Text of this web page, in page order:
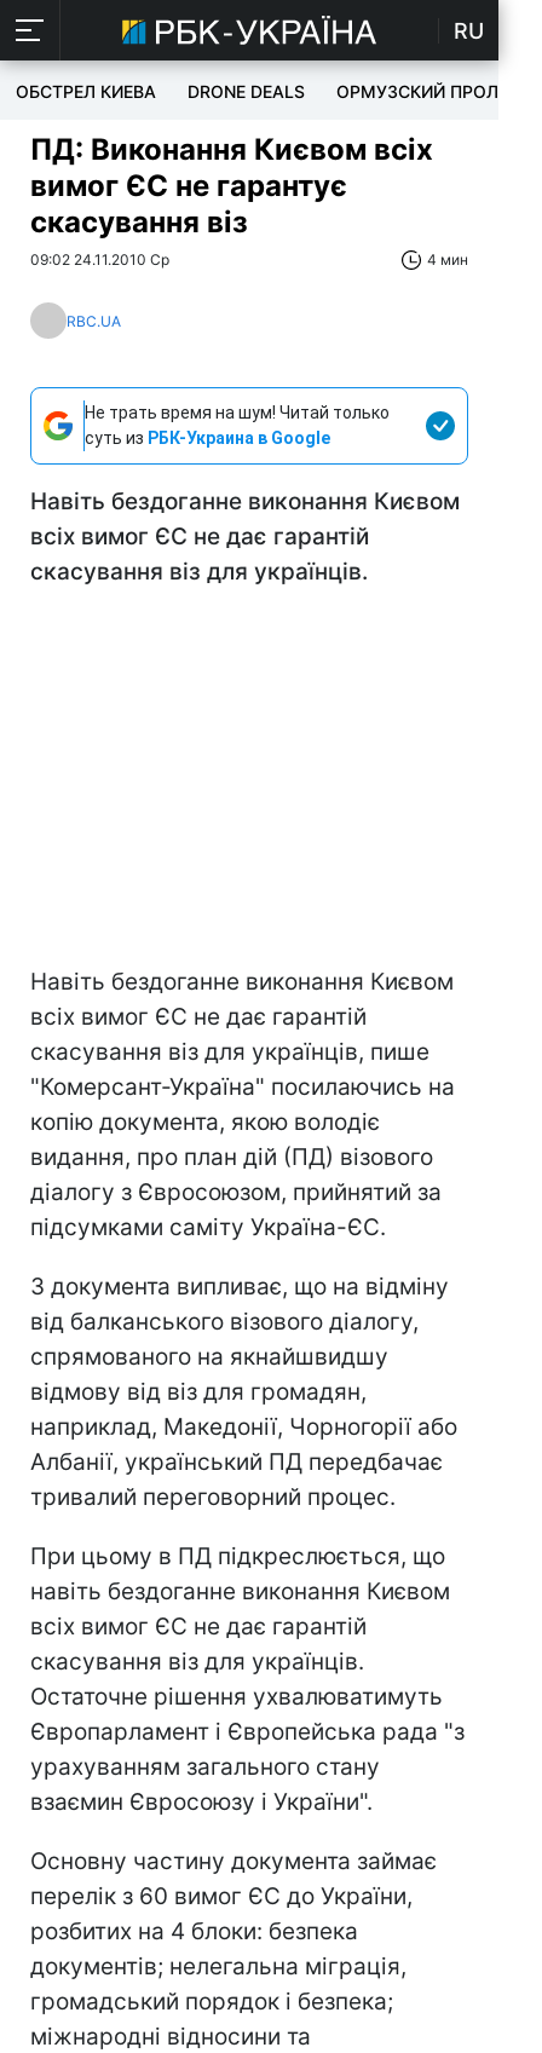
RU
ОБСТРЕЛ КИЕВА DRONE DEALS ОРМУЗСКИЙ ПРОЛИВ
ПД: Виконання Києвом всіх
вимог ЄС не гарантує
скасування віз
09:02 24.11.2010 Ср 4 мин
RBC.UA
Не трать время на шум! Читай только
суть из РБК-Украина в Google
Навіть бездоганне виконання Києвом
всіх вимог ЄС не дає гарантій
скасування віз для українців.
Навіть бездоганне виконання Києвом
всіх вимог ЄС не дає гарантій
скасування віз для українців, пише
"Комерсант-Україна" посилаючись на
копію документа, якою володіє
видання, про план дій (ПД) візового
діалогу з Євросоюзом, прийнятий за
підсумками саміту Україна-ЄС.
З документа випливає, що на відміну
від балканського візового діалогу,
спрямованого на якнайшвидшу
відмову від віз для громадян,
наприклад, Македонії, Чорногорії або
Албанії, український ПД передбачає
тривалий переговорний процес.
При цьому в ПД підкреслюється, що
навіть бездоганне виконання Києвом
всіх вимог ЄС не дає гарантій
скасування віз для українців.
Остаточне рішення ухвалюватимуть
Європарламент і Європейська рада "з
урахуванням загального стану
взаємин Євросоюзу і України".
Основну частину документа займає
перелік з 60 вимог ЄС до України,
розбитих на 4 блоки: безпека
документів; нелегальна міграція,
громадський порядок і безпека;
міжнародні відносини та